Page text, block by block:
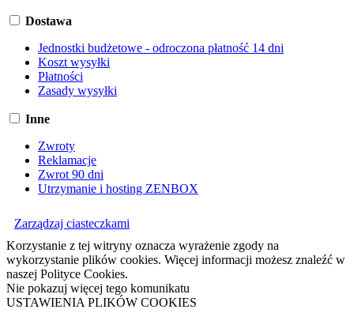
Dostawa
Jednostki budżetowe - odroczona płatność 14 dni
Koszt wysyłki
Płatności
Zasady wysyłki
Inne
Zwroty
Reklamacje
Zwrot 90 dni
Utrzymanie i hosting ZENBOX
Zarządzaj ciasteczkami
Korzystanie z tej witryny oznacza wyrażenie zgody na
wykorzystanie plików cookies. Więcej informacji możesz znaleźć w
naszej Polityce Cookies.
Nie pokazuj więcej tego komunikatu
USTAWIENIA PLIKÓW COOKIES